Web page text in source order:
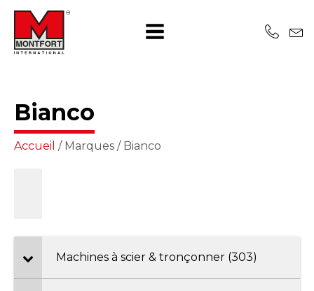
Bianco
Accueil / Marques / Bianco
Machines à scier & tronçonner (303)